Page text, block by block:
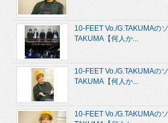
10-FEET Vo./G.TAKUMAの
TAKUMA【何人か...
10-FEET Vo./G.TAKUMAの
TAKUMA【何人か...
10-FEET Vo./G.TAKUMAの